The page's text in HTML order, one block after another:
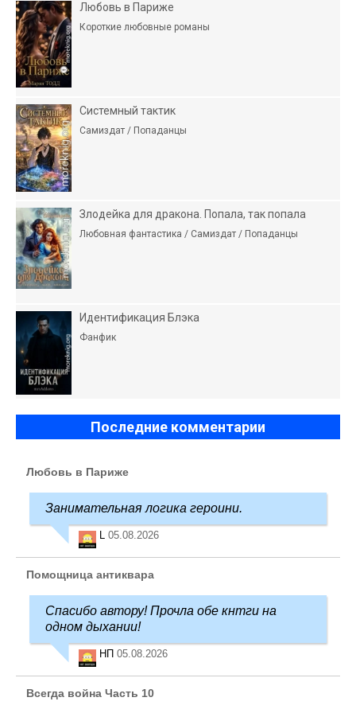
Любовь в Париже
Короткие любовные романы
Системный тактик
Самиздат / Попаданцы
Злодейка для дракона. Попала, так попала
Любовная фантастика / Самиздат / Попаданцы
Идентификация Блэка
Фанфик
Последние комментарии
Любовь в Париже
Занимательная логика героини.
L 05.08.2026
Помощница антиквара
Спасибо автору! Прочла обе кнтги на
одном дыхании!
НП 05.08.2026
Всегда война Часть 10